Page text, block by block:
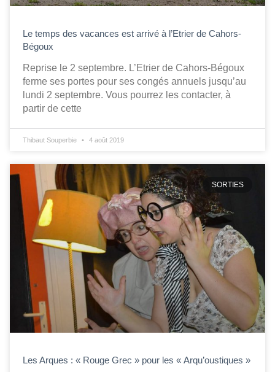
Le temps des vacances est arrivé à l’Etrier de Cahors-
Bégoux
Reprise le 2 septembre. L’Etrier de Cahors-Bégoux
ferme ses portes pour ses congés annuels jusqu’au
lundi 2 septembre. Vous pourrez les contacter, à
partir de cette
Thibaut Souperbie 4 août 2019
SORTIES
Les Arques : « Rouge Grec » pour les « Arqu’oustiques »